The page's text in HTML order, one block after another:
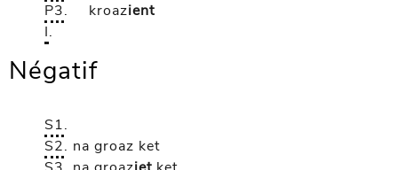
P3. kroazient
I.
Négatif
S1.
S2. na groaz ket